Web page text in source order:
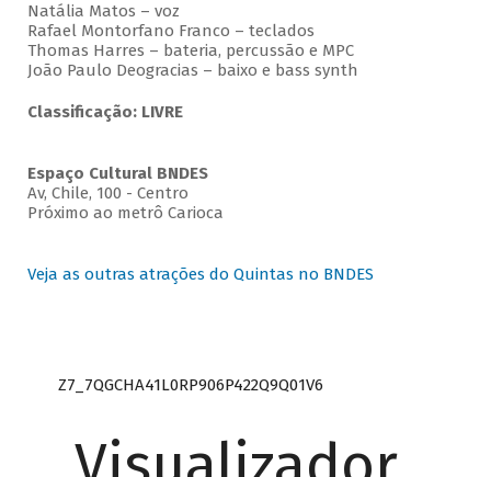
Natália Matos – voz
Rafael Montorfano Franco – teclados
Thomas Harres – bateria, percussão e MPC
João Paulo Deogracias – baixo e bass synth
Classificação: LIVRE
Espaço Cultural BNDES
Av, Chile, 100 - Centro
Próximo ao metrô Carioca
Veja as outras atrações do Quintas no BNDES
Z7_7QGCHA41L0RP906P422Q9Q01V6